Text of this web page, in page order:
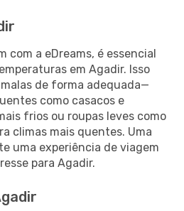
com a eDreams, é essencial
em Agadir. Isso
de forma adequada—
como casacos e
frios ou roupas leves como
climas mais quentes. Uma
uma experiência de viagem
para Agadir.